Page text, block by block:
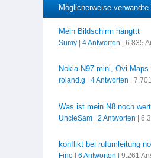
Möglicherweise
Mein Bildschirm hängttt
Sumy| 4 Antworten | 6.835
Nokia N97 mini, Ovi
roland.g 4 Antworten |
Was ist mein N8 noch
UncleSam| 2 Antworten |
konflikt bei rufumleitung
Fino| 6 Antworten | 9.261